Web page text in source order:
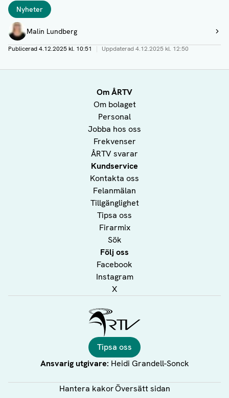
Taggar
Nyheter
Författare
Malin Lundberg
Visa profil
Publicerad4.12.2025 kl. 10:51 | Uppdaterad4.12.2025 kl. 12:50
Om ÅRTV
Om bolaget
Personal
Jobba hos oss
Frekvenser
ÅRTV svarar
Kundservice
Kontakta oss
Felanmälan
Tillgänglighet
Tipsa oss
Firarmix
Sök
Följ oss
Facebook
Instagram
X
Tipsa oss
Ansvarig utgivare: Heidi Grandell-Sonck
Hantera kakorÖversätt sidan